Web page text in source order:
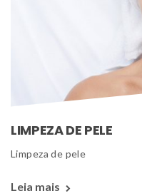
LIMPEZA DE PELE
Limpeza de pele
Leia mais